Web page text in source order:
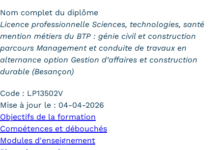
OFFRE NATIONALE
Catalogue national
Équivalences, passerelles et
Modalités d'enseignement
Formation en présentiel
Alternance
Nom complet du diplôme
Licence professionnelle Sciences, technologies, santé
mention métiers du BTP : génie civil et construction
parcours Management et conduite de travaux en
alternance option Gestion d’affaires et construction
durable (Besançon)
Code : LP13502V
Mise à jour le : 04-04-2026
Objectifs de la formation
Compétences et débouchés
Modules d'enseignement